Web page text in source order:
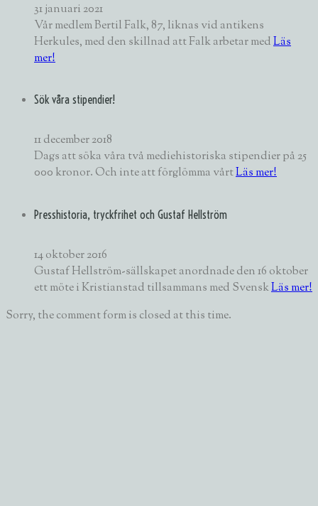
31 januari 2021
Vår medlem Bertil Falk, 87, liknas vid antikens
Herkules, med den skillnad att Falk arbetar medLäs
mer!
Sök våra stipendier!
11 december 2018
Dags att söka våra två mediehistoriska stipendier på 25
000 kronor. Och inte att förglömma vårtLäs mer!
Presshistoria, tryckfrihet och Gustaf Hellström
14 oktober 2016
Gustaf Hellström-sällskapet anordnade den 16 oktober
ett möte i Kristianstad tillsammans med SvenskLäs mer!
Sorry, the comment form is closed at this time.